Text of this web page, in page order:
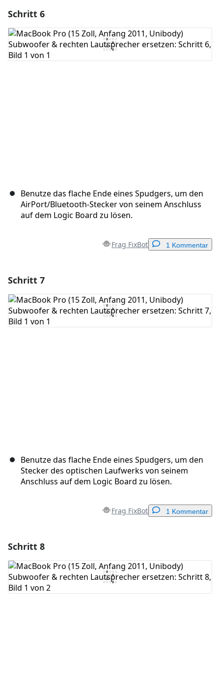
Schritt 6
Benutze das flache Ende eines Spudgers, um den
AirPort/Bluetooth-Stecker von seinem Anschluss
auf dem Logic Board zu lösen.
Frag FixBot 1 Kommentar
Kommentar hinzufügen
Schritt 7
Benutze das flache Ende eines Spudgers, um den
Stecker des optischen Laufwerks von seinem
Anschluss auf dem Logic Board zu lösen.
Frag FixBot 1 Kommentar
Kommentar hinzufügen
Schritt 8